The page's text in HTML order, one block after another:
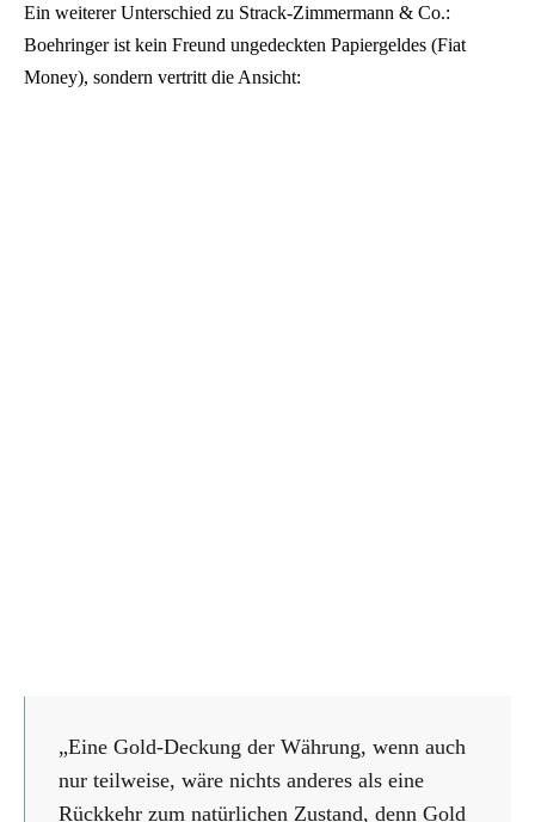
Ein weiterer Unterschied zu Strack-Zimmermann & Co.:
Boehringer ist kein Freund ungedeckten Papiergeldes (Fiat
Money), sondern vertritt die Ansicht:
„Eine Gold-Deckung der Währung, wenn auch
nur teilweise, wäre nichts anderes als eine
Rückkehr zum natürlichen Zustand, denn Gold